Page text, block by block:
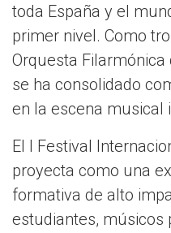
toda España y el
primer nivel. Como
Orquesta Filarmónica
se ha consolidado
en la escena musical
El I Festival
proyecta como una
formativa de alto
estudiantes, músicos